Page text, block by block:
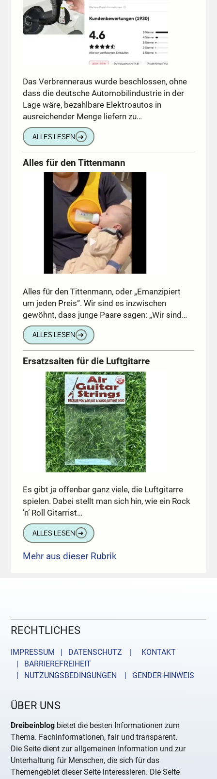
Das Verbrenneraus wurde beschlossen, ohne
dass die deutsche Automobilindustrie in der
Lage wäre, bezahlbare Elektroautos in
ausreichender Menge liefern zu…
ALLES LESEN ➔
Alles für den Tittenmann
Alles für den Tittenmann, oder „Emanzipiert
um jeden Preis“. Wir sind es inzwischen
gewöhnt, dass junge Paare sagen: „Wir sind…
ALLES LESEN ➔
Ersatzsaiten für die Luftgitarre
Es gibt ja offenbar ganz viele, die Luftgitarre
spielen. Dabei stellt man sich hin, wie ein Rock
’n‘ Roll Gitarrist…
ALLES LESEN ➔
Mehr aus dieser Rubrik
RECHTLICHES
IMPRESSUM | DATENSCHUTZ |
KONTAKT
| BARRIEREFREIHEIT
| NUTZUNGSBEDINGUNGEN
| GENDER-HINWEIS
ÜBER UNS
Dreibeinblog bietet die besten Informationen zum
Thema. Fachinformationen, fair und transparent.
Die Seite dient zur allgemeinen Information und zur
Unterhaltung für Menschen, die sich für das
Themengebiet dieser Seite interessieren. Die Seite